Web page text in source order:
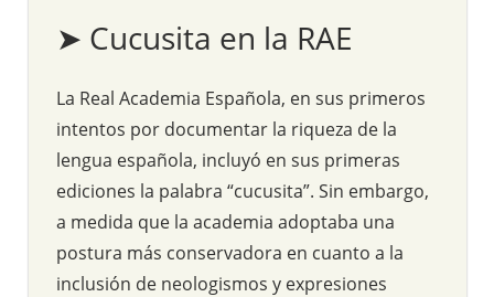
➤ Cucusita en la RAE
La Real Academia Española, en sus primeros
intentos por documentar la riqueza de la
lengua española, incluyó en sus primeras
ediciones la palabra “cucusita”. Sin embargo,
a medida que la academia adoptaba una
postura más conservadora en cuanto a la
inclusión de neologismos y expresiones